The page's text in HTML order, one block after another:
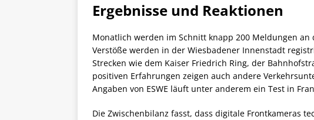
Ergebnisse und Reaktionen
Monatlich werden im Schnitt knapp 200 Meldungen
Verstöße werden in der Wiesbadener Innenstadt
Strecken wie dem Kaiser Friedrich Ring, der
positiven Erfahrungen zeigen auch andere
Angaben von ESWE läuft unter anderem ein Test in
Die Zwischenbilanz fasst, dass digitale Frontkameras